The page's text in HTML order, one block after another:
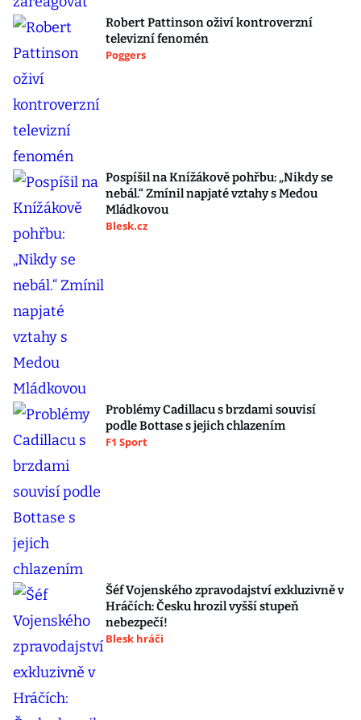
Robert Pattinson oživí kontroverzní
televizní fenomén
Poggers
Pospíšil na Knížákově pohřbu: „Nikdy se
nebál.“ Zmínil napjaté vztahy s Medou
Mládkovou
Blesk.cz
Problémy Cadillacu s brzdami souvisí
podle Bottase s jejich chlazením
F1 Sport
Šéf Vojenského zpravodajství exkluzivně v
Hráčích: Česku hrozil vyšší stupeň
nebezpečí!
Blesk hráči